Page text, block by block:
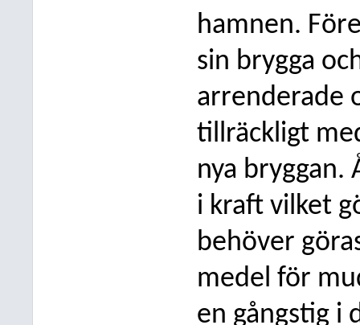
hamnen.
sin brygga
arrenderade
tillräckligt
nya
i kraft vilket
behöver
medel för
en gångstig i